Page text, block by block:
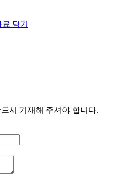
담기
시 기재해 주셔야 합니다.